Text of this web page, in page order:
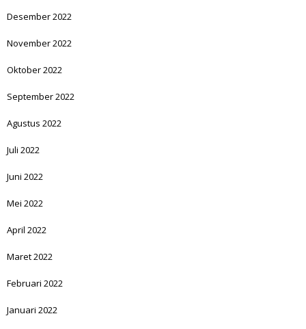
Desember 2022
November 2022
Oktober 2022
September 2022
Agustus 2022
Juli 2022
Juni 2022
Mei 2022
April 2022
Maret 2022
Februari 2022
Januari 2022